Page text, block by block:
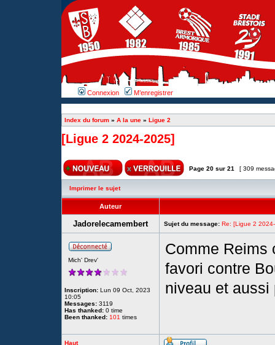
Connexion M’enregistrer
Index du forum » A la une » Ligue 2
[Ligue 2 2024-2025]
Page 20 sur 21 [ 309
Imprimer le sujet
Auteur
Jadorelecamembert Sujet du message: Re: [Ligue 2
Mich' Drev'
Inscription: Lun 09 Oct, 2023
10:05
Messages: 3119
Has thanked: 0 time
Been thanked: 101 times
Comme Reims
favori contre
niveau et aussi
Haut